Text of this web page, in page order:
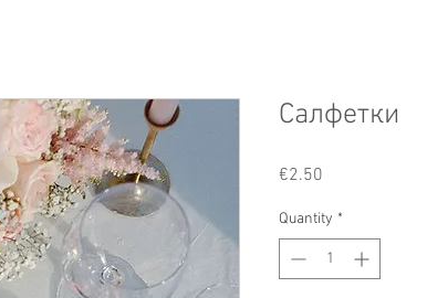
Салфетки
€2.50
Quantity *